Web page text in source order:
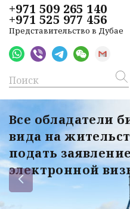
+971 509 265 140
+971 525 977 456
Представительство в Дубае
Все обладатели
вида на
подать
электронной